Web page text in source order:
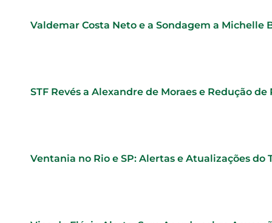
Valdemar Costa Neto e a Sondagem a Michelle
STF Revés a Alexandre de Moraes e Redução
Ventania no Rio e SP: Alertas e Atualizações do